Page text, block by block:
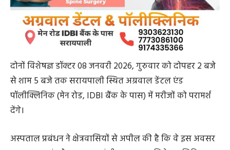
दोनों विशेषज्ञ डॉक्टर 08 जनवरी 2026, गुरुवार को दोपहर 2 बजे
से शाम 5 बजे तक सरायपाली स्थित अग्रवाल डेंटल एंड
पॉलीक्लिनिक (मेन रोड, IDBI बैंक के पास) में मरीजों को परामर्श
देंगे।
अस्पताल प्रबंधन ने क्षेत्रवासियों से अपील की है कि वे इस अवसर